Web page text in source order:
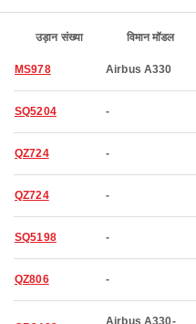
उड़ान संख्या विमान मॉडल
MS978 Airbus A330
SQ5204 -
QZ724 -
QZ724 -
SQ5198 -
QZ806 -
Airbus A330-